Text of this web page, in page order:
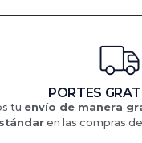
PORTES
tu envío de manera
en las compras